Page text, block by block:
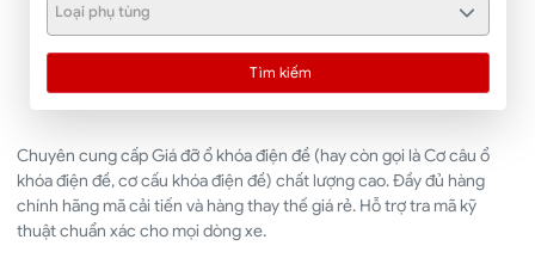
Loại phụ tùng
Tìm kiếm
Chuyên cung cấp Giá đỡ ổ khóa điện đề (hay còn gọi là Cơ câu ổ
khóa điện đề, cơ cấu khóa điện đề) chất lượng cao. Đầy đủ hàng
chính hãng mã cải tiến và hàng thay thế giá rẻ. Hỗ trợ tra mã kỹ
thuật chuẩn xác cho mọi dòng xe.